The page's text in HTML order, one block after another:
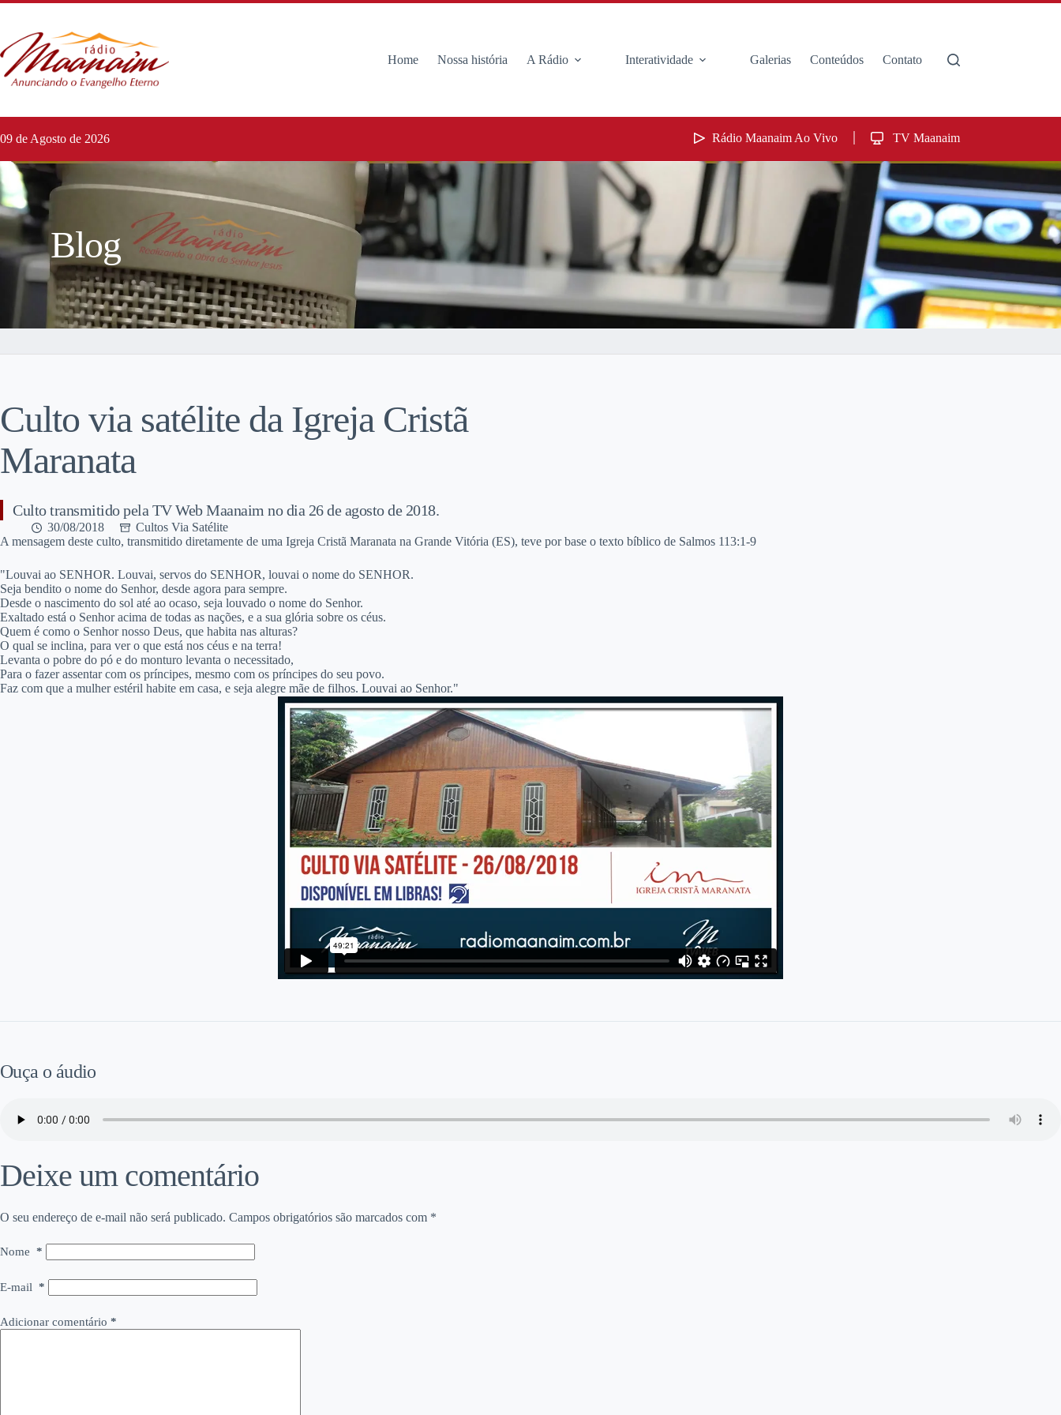
Home Nossa história A Rádio Interatividade Galerias Conteúdos Contato
09 de Agosto de 2026 Rádio Maanaim Ao Vivo TV Maanaim
Blog
Culto via satélite da Igreja Cristã
Maranata
Culto transmitido pela TV Web Maanaim no dia 26 de agosto de 2018.
30/08/2018
Cultos Via Satélite
A mensagem deste culto, transmitido diretamente de uma Igreja Cristã Maranata na Grande Vitória (ES), teve por base o texto bíblico de Salmos 113:1-9
"Louvai ao SENHOR. Louvai, servos do SENHOR, louvai o nome do SENHOR.
Seja bendito o nome do Senhor, desde agora para sempre.
Desde o nascimento do sol até ao ocaso, seja louvado o nome do Senhor.
Exaltado está o Senhor acima de todas as nações, e a sua glória sobre os céus.
Quem é como o Senhor nosso Deus, que habita nas alturas?
O qual se inclina, para ver o que está nos céus e na terra!
Levanta o pobre do pó e do monturo levanta o necessitado,
Para o fazer assentar com os príncipes, mesmo com os príncipes do seu povo.
Faz com que a mulher estéril habite em casa, e seja alegre mãe de filhos. Louvai ao Senhor."
Ouça o áudio
Deixe um comentário
O seu endereço de e-mail não será publicado. Campos obrigatórios são marcados com *
Nome *
E-mail *
Adicionar comentário *